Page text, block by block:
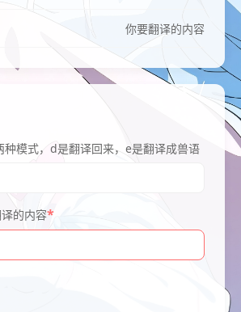
你要翻译的内容
模式，d是翻译回来，e是翻译成兽语
的内容*